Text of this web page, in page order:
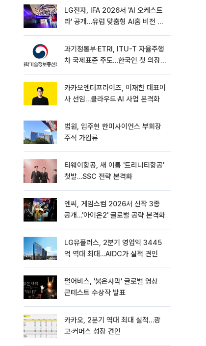
LG전자, IFA 2026서 'AI 오케스트
라' 공개…유럽 맞춤형 AI홈 비전 제
과기정통부·ETRI, ITU-T 자율주행
차 국제표준 주도…한국인 첫 의장
카카오엔터프라이즈, 이재한 대표이
사 선임…클라우드·AI 사업 본격화
법원, 임주현 한미사이언스 부회장
주식 가압류
티웨이항공, 새 이름 '트리니티항공'
첫발…SSC 전략 본격화
엔씨, 게임스컴 2026서 신작 3종
공개…'아이온2' 글로벌 공략 본격화
LG유플러스, 2분기 영업익 3445
억 역대 최대…AIDC가 실적 견인
펄어비스, '붉은사막' 글로벌 영상
콘테스트 수상작 발표
카카오, 2분기 역대 최대 실적…광
고·커머스 성장 견인